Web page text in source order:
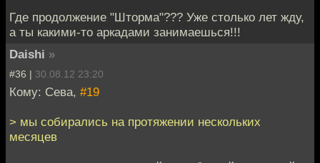
Где продолжение "Шторма"??? Уже столько лет жду,
а ты какими-то аркадами занимаешься!!!
Daishi »
#36 | 30.08.12 23:20
Кому: Сева, #19
> мы собирались на протяжении нескольких
месяцев